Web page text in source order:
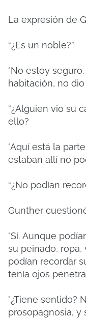
La expresión de
“¿Es un noble?”
"No estoy seguro.
habitación, no
“¿Alguien vio su
ello?
"Aquí está la
estaban allí no
“¿No podían
Gunther
"Sí. Aunque
su peinado, ropa,
podían recordar
tenía ojos
"¿Tiene sentido?
prosopagnosia, y